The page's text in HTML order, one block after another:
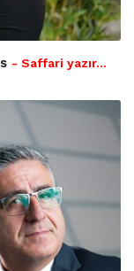
- Saffari yazır…